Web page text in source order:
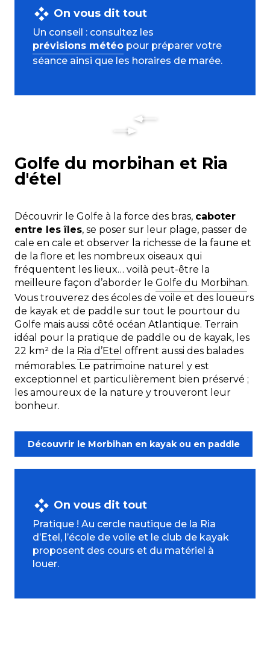
On vous dit tout
Un conseil : consultez les
prévisions météo pour préparer votre
séance ainsi que les horaires de marée.
Golfe du morbihan et Ria
d'étel
Découvrir le Golfe à la force des bras, caboter
entre les îles, se poser sur leur plage, passer de
cale en cale et observer la richesse de la faune et
de la flore et les nombreux oiseaux qui
fréquentent les lieux… voilà peut-être la
meilleure façon d’aborder le Golfe du Morbihan.
Vous trouverez des écoles de voile et des loueurs
de kayak et de paddle sur tout le pourtour du
Golfe mais aussi côté océan Atlantique. Terrain
idéal pour la pratique de paddle ou de kayak, les
22 km² de la Ria d’Etel offrent aussi des balades
mémorables. Le patrimoine naturel y est
exceptionnel et particulièrement bien préservé ;
les amoureux de la nature y trouveront leur
bonheur.
Découvrir le Morbihan en kayak ou en paddle
On vous dit tout
Pratique ! Au cercle nautique de la Ria
d’Etel, l’école de voile et le club de kayak
proposent des cours et du matériel à
louer.